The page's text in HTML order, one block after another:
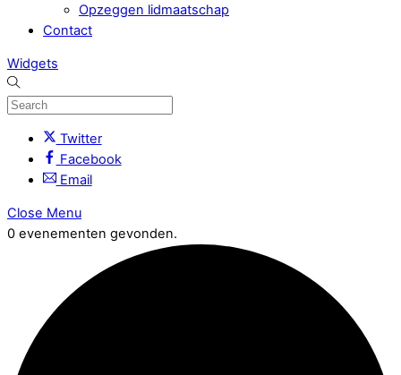
Opzeggen lidmaatschap
Contact
Widgets
Twitter
Facebook
Email
Close Menu
0 evenementen gevonden.